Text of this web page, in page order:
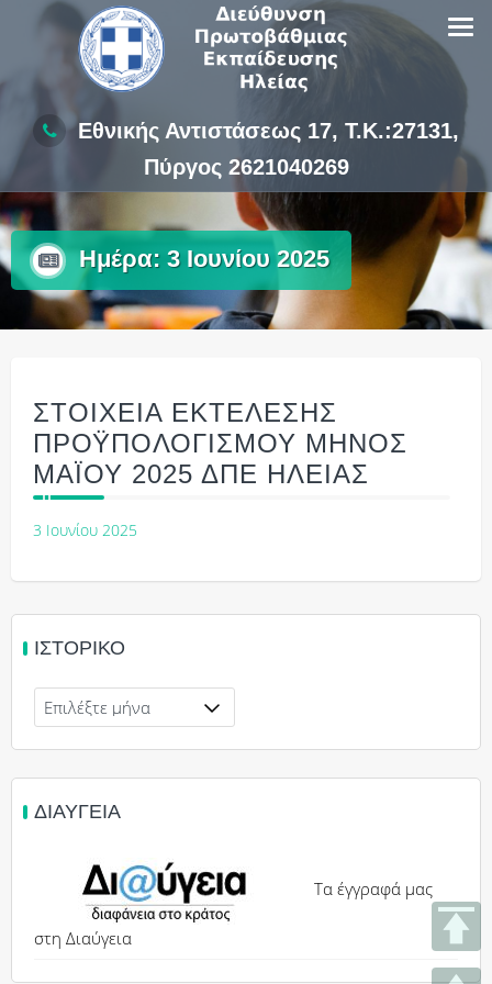
Εθνικής Αντιστάσεως 17, Τ.Κ.:27131,
Πύργος 2621040269
Ημέρα: 3 Ιουνίου 2025
ΣΤΟΙΧΕΙΑ ΕΚΤΕΛΕΣΗΣ
ΠΡΟΫΠΟΛΟΓΙΣΜΟΥ ΜΗΝΟΣ
ΜΑΪΟΥ 2025 ΔΠΕ ΗΛΕΙΑΣ
3 Ιουνίου 2025
ΙΣΤΟΡΙΚΌ
Ιστορικό
ΔΙΑΎΓΕΙΑ
Τα έγγραφά μας
στη Διαύγεια